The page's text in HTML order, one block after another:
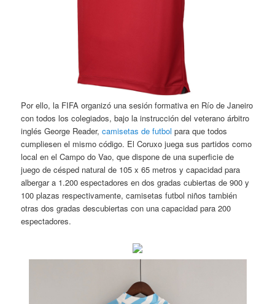
Por ello, la FIFA organizó una sesión formativa en Río de Janeiro
con todos los colegiados, bajo la instrucción del veterano árbitro
inglés George Reader,camisetas de futbol para que todos
cumpliesen el mismo código. El Coruxo juega sus partidos como
local en el Campo do Vao, que dispone de una superficie de
juego de césped natural de 105 x 65 metros y capacidad para
albergar a 1.200 espectadores en dos gradas cubiertas de 900 y
100 plazas respectivamente, camisetas futbol niños también
otras dos gradas descubiertas con una capacidad para 200
espectadores.